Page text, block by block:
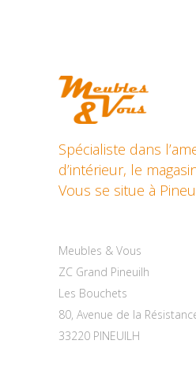
Spécialiste dans
d’intérieur, le
Vous se situe à
Meubles & Vous
ZC Grand Pineuilh
Les Bouchets
80, Avenue de la
33220 PINEUILH